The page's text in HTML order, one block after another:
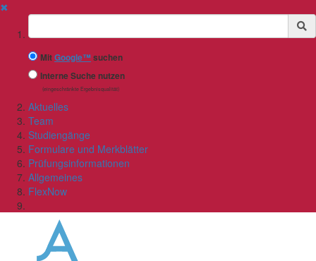
✖
Suchbegriff
MitGoogle™ suchen
Interne Suche nutzen
(eingeschränkte Ergebnisqualität)
Aktuelles
Team
Studiengänge
Formulare und Merkblätter
Prüfungsinformationen
Allgemeines
FlexNow